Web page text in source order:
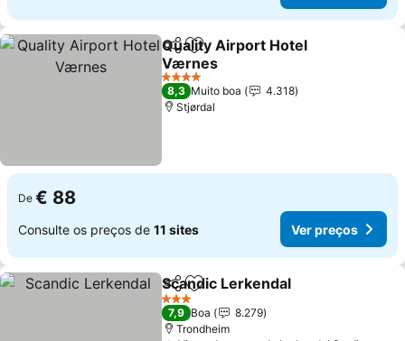
PartilharAdicionar aos favoritos
Quality Airport Hotel
Værnes
4 Estrelas
8,3 Muito boa
4.318
Stjørdal
De € 88
Consulte os preços de 11 sites Ver preços
PartilharAdicionar aos favoritos
Scandic Lerkendal
3 Estrelas
7,9 Boa
8.279
Trondheim